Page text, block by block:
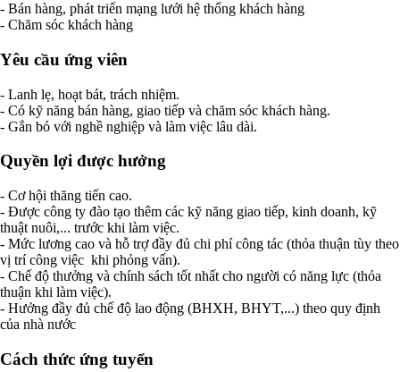
- Bán hàng, phát triển mạng lưới hệ thống khách hàng
- Chăm sóc khách hàng
Yêu cầu ứng viên
- Lanh lẹ, hoạt bát, trách nhiệm.
- Có kỹ năng bán hàng, giao tiếp và chăm sóc khách hàng.
- Gắn bó với nghề nghiệp và làm việc lâu dài.
Quyền lợi được hưởng
- Cơ hội thăng tiến cao.
- Được công ty đào tạo thêm các kỹ năng giao tiếp, kinh doanh, kỹ
thuật nuôi,... trước khi làm việc.
- Mức lương cao và hỗ trợ đầy đủ chi phí công tác (thỏa thuận tùy theo
vị trí công việc khi phỏng vấn).
- Chế độ thưởng và chính sách tốt nhất cho người có năng lực (thỏa
thuận khi làm việc).
- Hưởng đầy đủ chế độ lao động (BHXH, BHYT,...) theo quy định
của nhà nước
Cách thức ứng tuyển